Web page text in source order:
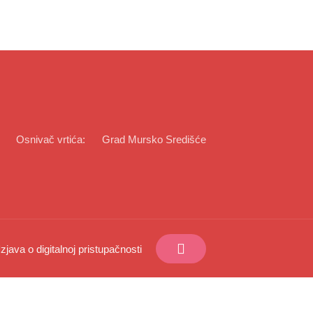
Osnivač vrtića: Grad Mursko Središće
o digitalnoj pristupačnosti